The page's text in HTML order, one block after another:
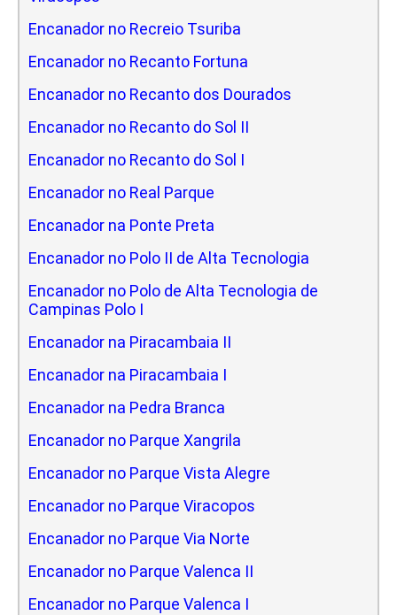
Encanador no Recreio Tsuriba
Encanador no Recanto Fortuna
Encanador no Recanto dos Dourados
Encanador no Recanto do Sol II
Encanador no Recanto do Sol I
Encanador no Real Parque
Encanador na Ponte Preta
Encanador no Polo II de Alta Tecnologia
Encanador no Polo de Alta Tecnologia de
Campinas Polo I
Encanador na Piracambaia II
Encanador na Piracambaia I
Encanador na Pedra Branca
Encanador no Parque Xangrila
Encanador no Parque Vista Alegre
Encanador no Parque Viracopos
Encanador no Parque Via Norte
Encanador no Parque Valenca II
Encanador no Parque Valenca I